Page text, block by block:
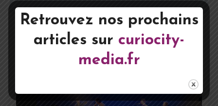
Articles Associés
Retrouvez nos prochains
articles sur curiocity-
media.fr